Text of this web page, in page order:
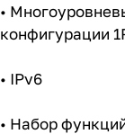
•
конфигурации
• IPv6
• Набор